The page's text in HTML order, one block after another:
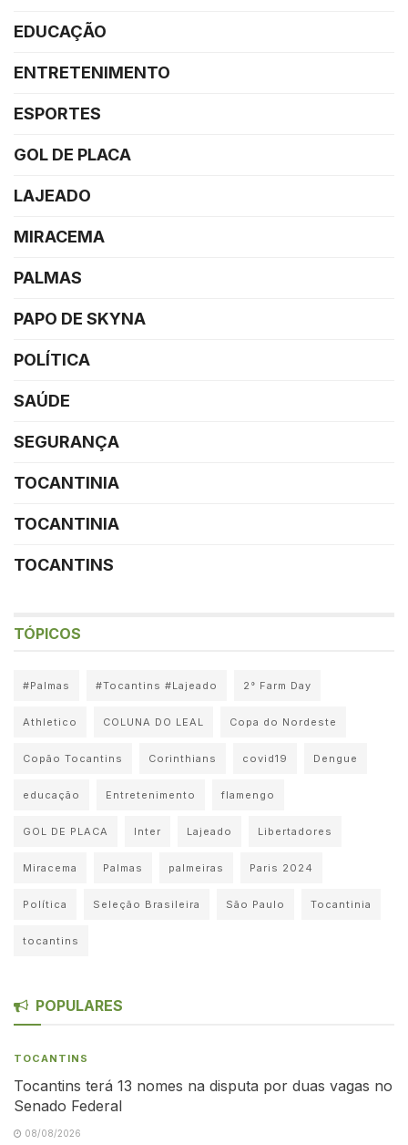
EDUCAÇÃO
ENTRETENIMENTO
ESPORTES
GOL DE PLACA
LAJEADO
MIRACEMA
PALMAS
PAPO DE SKYNA
POLÍTICA
SAÚDE
SEGURANÇA
TOCANTINIA
TOCANTINIA
TOCANTINS
TÓPICOS
#Palmas #Tocantins #Lajeado 2° Farm Day
Athletico COLUNA DO LEAL Copa do Nordeste
Copão Tocantins Corinthians covid19 Dengue
educação Entretenimento flamengo
GOL DE PLACA Inter Lajeado Libertadores
Miracema Palmas palmeiras Paris 2024
Política Seleção Brasileira São Paulo Tocantinia
tocantins
POPULARES
TOCANTINS
Tocantins terá 13 nomes na disputa por duas vagas no
Senado Federal
08/08/2026